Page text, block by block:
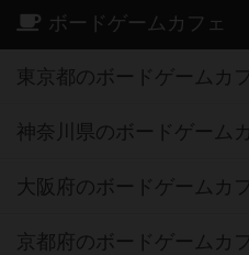
ボードゲームカフェ
東京都のボードゲームカ
神奈川県のボードゲーム
大阪府のボードゲームカ
京都府のボードゲームカ